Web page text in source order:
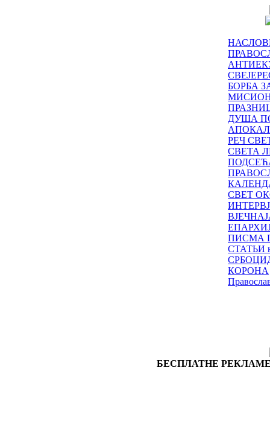
БОРБА
ДУША
РЕЧ
СВЕТА
СВЕТ
ПИСМА
СТАТЬИ
КОРОНА
БЕСПЛАТНЕ